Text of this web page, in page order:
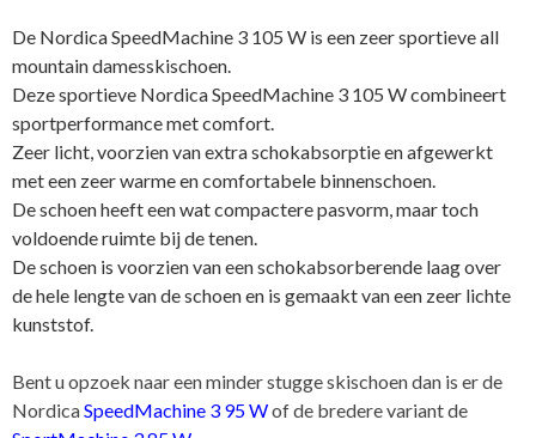
De Nordica SpeedMachine 3 105 W is een zeer sportieve all
mountain damesskischoen.
Deze sportieve Nordica SpeedMachine 3 105 W combineert
sportperformance met comfort.
Zeer licht, voorzien van extra schokabsorptie en afgewerkt
met een zeer warme en comfortabele binnenschoen.
De schoen heeft een wat compactere pasvorm, maar toch
voldoende ruimte bij de tenen.
De schoen is voorzien van een schokabsorberende laag over
de hele lengte van de schoen en is gemaakt van een zeer lichte
kunststof.
Bent u opzoek naar een minder stugge skischoen dan is er de
NordicaSpeedMachine 3 95 Wof de bredere variant de